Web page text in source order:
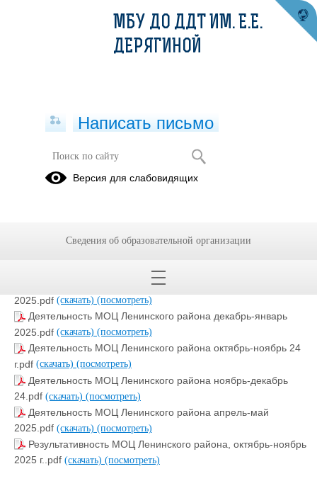
Результативность МОЦ
(посмотреть)
Деятельность МОЦ Ленинского района январь-февраль
2025.pdf (скачать) (посмотреть)
Деятельность МОЦ Ленинского района декабрь-январь
2025.pdf (скачать) (посмотреть)
Деятельность МОЦ Ленинского района октябрь-ноябрь 24
г.pdf (скачать) (посмотреть)
Деятельность МОЦ Ленинского района ноябрь-декабрь
24.pdf (скачать) (посмотреть)
Деятельность МОЦ Ленинского района апрель-май
2025.pdf (скачать) (посмотреть)
Результативность МОЦ Ленинского района, октябрь-ноябрь
2025 г..pdf (скачать) (посмотреть)
МБУ ДО ДДТ ИМ. Е.Е.
ДЕРЯГИНОЙ
Написать письмо
Версия для слабовидящих
Сведения об образовательной организации